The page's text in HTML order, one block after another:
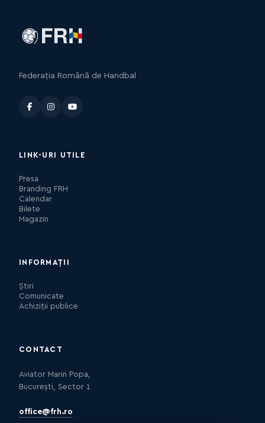
Federația Română de Handbal
LINK-URI UTILE
Presa
Branding FRH
Calendar
Bilete
Magazin
INFORMAȚII
Știri
Comunicate
Achiziții publice
CONTACT
Aviator Marin Popa,
București, Sector 1
office@frh.ro